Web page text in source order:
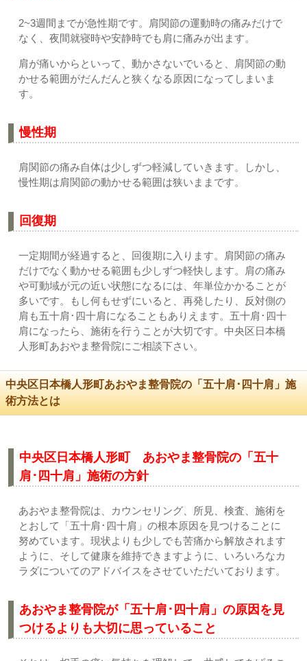
2~3週間までが急性期です。肩関節の運動時の痛みだけで
なく、夜間就寝時や安静時でも肩に痛みが出ます。
肩が痛いからといって、動かさないでいると、肩関節の動
かせる範囲がだんだんと狭くなる原因になってしまいま
す。
慢性期
肩関節の痛み自体は少しずつ軽減していきます。しかし、
慢性期は肩関節の動かせる範囲は狭いままです。
回復期
一定期間が経過すると、回復期に入ります。肩関節の痛み
だけでなく動かせる範囲も少しずつ軽快します。肩の痛み
や可動域が元の近い状態になるには、年単位かかることが
多いです。もし何もせずにいると、再発したり、反対側の
肩も五十肩･四十肩になることもありえます。五十肩･四十
肩になったら、施術を行うことが大切です。中央区日本橋
人形町あおやま整骨院にご相談下さい。
中央区日本橋人形町あおやま整骨院の「五十肩･四十肩」施
術方法とは
中央区日本橋人形町 あおやま整骨院の「五十
肩･四十肩」施術の方針
あおやま整骨院は、カウンセリング、所見、検査、施術を
とおして「五十肩･四十肩」の根本原因を見つけることに
努めています。現状よりも少しでも苦痛から解放されます
ように、そして健康を維持できますように、いろいろなカ
ラダについてのアドバイスをさせていただいております。
あおやま整骨院が「五十肩･四十肩」の原因を見
つけるよりも大切に思っていること